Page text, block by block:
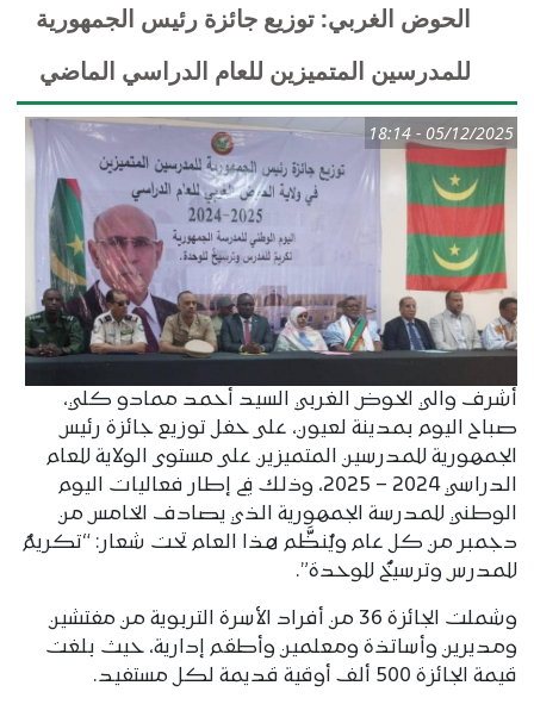
الحوض الغربي: توزيع جائزة رئيس الجمهورية
للمدرسين المتميزين للعام الدراسي الماضي
05/12/2025 - 18:14
أشرف والي الحوض الغربي السيد أحمد ممادو كلي،
صباح اليوم بمدينة لعيون، على حفل توزيع جائزة رئيس
الجمهورية للمدرسين المتميزين على مستوى الولاية للعام
الدراسي 2024 – 2025، وذلك في إطار فعاليات اليوم
الوطني للمدرسة الجمهورية الذي يصادف الخامس من
دجمبر من كل عام ويُنظَّم هذا العام تحت شعار: “تكريمٌ
للمدرس وترسيخٌ للوحدة”.
وشملت الجائزة 36 من أفراد الأسرة التربوية من مفتشين
ومديرين وأساتذة ومعلمين وأطقم إدارية، حيث بلغت
قيمة الجائزة 500 ألف أوقية قديمة لكل مستفيد.